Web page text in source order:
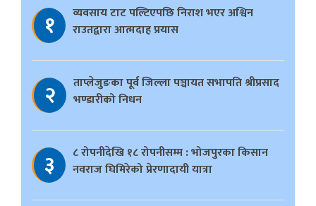
१
व्यवसाय टाट पल्टिएपछि निराश भएर अश्विन
राउतद्वारा आत्मदाह प्रयास
२
ताप्लेजुङका पूर्व जिल्ला पञ्चायत सभापति श्रीप्रसाद
भण्डारीको निधन
३
८ रोपनीदेखि १८ रोपनीसम्म : भोजपुरका किसान
नवराज घिमिरेको प्रेरणादायी यात्रा